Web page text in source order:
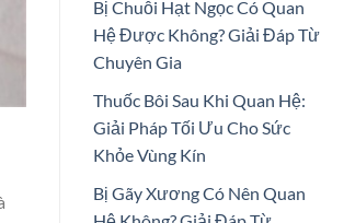
Bị Chuỗi Hạt Ngọc Có Quan
Hệ Được Không? Giải Đáp Từ
Chuyên Gia
Thuốc Bôi Sau Khi Quan Hệ:
Giải Pháp Tối Ưu Cho Sức
Khỏe Vùng Kín
Bị Gãy Xương Có Nên Quan